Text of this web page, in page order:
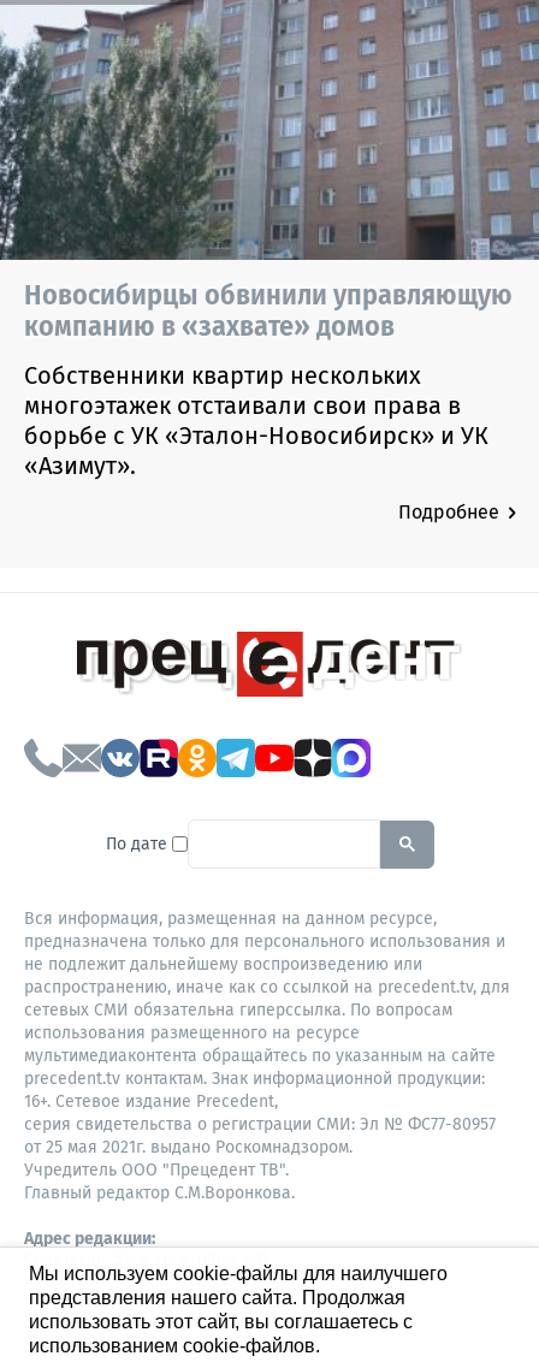
Новосибирцы обвинили управляющую
компанию в «захвате» домов
Собственники квартир нескольких
многоэтажек отстаивали свои права в
борьбе с УК «Эталон-Новосибирск» и УК
«Азимут».
Подробнее
По дате To search this site, enter a
Вся информация, размещенная на данном ресурсе,
предназначена только для персонального использования и
не подлежит дальнейшему воспроизведению или
распространению, иначе как со ссылкой на precedent.tv, для
сетевых СМИ обязательна гиперссылка. По вопросам
использования размещенного на ресурсе
мультимедиаконтента обращайтесь по указанным на сайте
precedent.tv контактам. Знак информационной продукции:
16+. Сетевое издание Precedent,
серия свидетельства о регистрации СМИ: Эл № ФС77-80957
от 25 мая 2021г. выдано Роскомнадзором.
Учредитель ООО "Прецедент ТВ".
Главный редактор С.М.Воронкова.
Адрес редакции:
630087,
Новосибирск
8-960-779-12-96,
S.Voronkova@precedent.tv
Мы используем cookie-файлы для наилучшего
представления нашего сайта. Продолжая
использовать этот сайт, вы соглашаетесь с
использованием cookie-файлов.